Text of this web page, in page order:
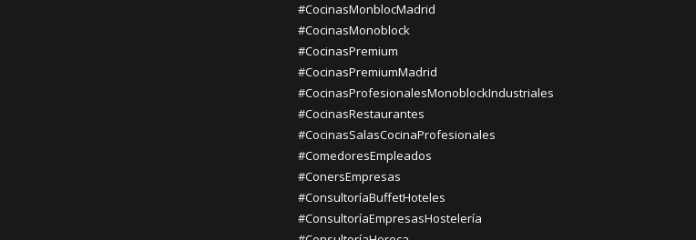
#CocinasMonblocMadrid
#CocinasMonoblock
#CocinasPremium
#CocinasPremiumMadrid
#CocinasProfesionalesMonoblockIndustriales
#CocinasRestaurantes
#CocinasSalasCocinaProfesionales
#ComedoresEmpleados
#ConersEmpresas
#ConsultoríaBuffetHoteles
#ConsultoríaEmpresasHostelería